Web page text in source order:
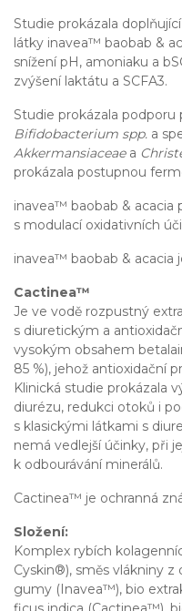
Studie prokázala
látky inavea™ baobab &
snížení pH, amoniaku a
zvýšení laktátu a SCFA3.
Studie prokázala podporu
Bifidobacterium spp. a
Akkermansiaceae a
prokázala postupnou
inavea™ baobab & acacia
s modulací oxidativních
inavea™ baobab & acacia
Cactinea™
Je ve vodě rozpustný
s diuretickým a
vysokým obsahem
85 %), jehož antioxidační
Klinická studie prokázala
diurézu, redukci otoků i
s klasickými látkami s
nemá vedlejší účinky, při
k odbourávání minerálů.
Cactinea™ je ochranná
Složení:
Komplex rybích
Cyskin®), směs vlákniny z
gumy (Inavea™), bio